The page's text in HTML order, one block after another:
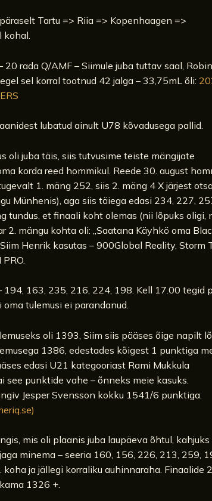
Tartu => Riia => Kopenhaagen =>
rada Q/AMF – Siimule juba tuttav saal,
sel korral tootnud 42 jalga – 33,75mL õli:
lubatud ainult U78 kõvadusega pallid.
oli juba täis, siis tutvusime teiste mängijate
korda reed hommikul. Reede 30. august
1. mäng 252, siis 2. mäng 4 X järjest
Münhenis), aga siis täiega edasi 234, 227,
tundus, et finaali koht olemas (nii lõpuks oligi,
2. mängu kohta oli: „Saatana Käyhkö oma
Henrik kasutas – 900Global Reality, Storm
163, 235, 216, 224, 198. Kell 17.00 tegid
tulemusi ei parandanud.
oli 1393, Siim siis pääses õige napilt
1386, edestades kõigest 1 punktiga
edasi U21 kategooriast Rami Mukkula
see punktide vahe – õnneks meie kasuks.
Jesper Svensson kokku 1541/6 punktiga.
mis oli plaanis juba laupäeva õhtul, kahjuks
minema – seeria 160, 156, 226, 213, 259,
ja jällegi korraliku auhinnaraha. Finaalide
1326 +.